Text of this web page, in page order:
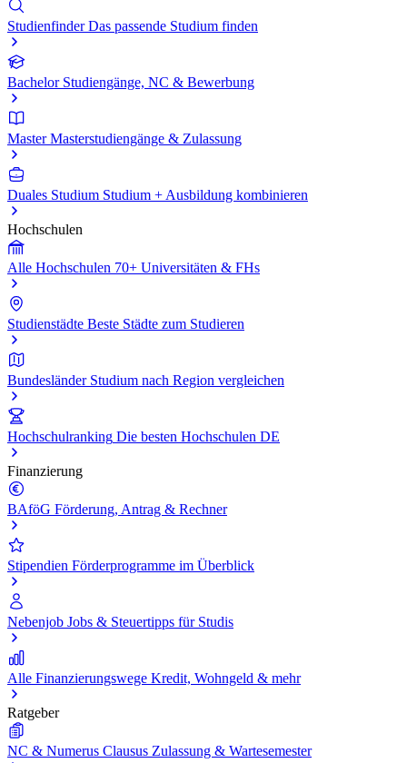
Studienfinder Das passende Studium finden
Bachelor Studiengänge, NC & Bewerbung
Master Masterstudiengänge & Zulassung
Duales Studium Studium + Ausbildung kombinieren
Hochschulen
Alle Hochschulen 70+ Universitäten & FHs
Studienstädte Beste Städte zum Studieren
Bundesländer Studium nach Region vergleichen
Hochschulranking Die besten Hochschulen DE
Finanzierung
BAföG Förderung, Antrag & Rechner
Stipendien Förderprogramme im Überblick
Nebenjob Jobs & Steuertipps für Studis
Alle Finanzierungswege Kredit, Wohngeld & mehr
Ratgeber
NC & Numerus Clausus Zulassung & Wartesemester